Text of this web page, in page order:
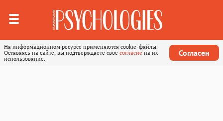
На информационном ресурсе применяются cookie-файлы.
Оставаясь на сайте, вы подтверждаете свое согласие на их
использование.
Согласен